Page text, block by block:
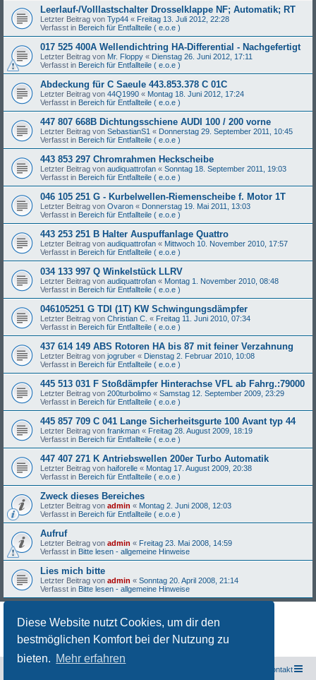
Diese Website nutzt Cookies, um dir den
bestmöglichen Komfort bei der Nutzung zu
bieten. Mehr erfahren
Leerlauf-/Volllastschalter Drosselklappe NF; Automatik; RT
Letzter Beitrag von Typ44 « Freitag 13. Juli 2012, 22:28
Verfasst in Bereich für Entfallteile ( e.o.e )
017 525 400A Wellendichtring HA-Differential - Nachgefertigt
Letzter Beitrag von Mr. Floppy « Dienstag 26. Juni 2012, 17:11
Verfasst in Bereich für Entfallteile ( e.o.e )
Abdeckung für C Saeule 443.853.378 C 01C
Letzter Beitrag von 44Q1990 « Montag 18. Juni 2012, 17:24
Verfasst in Bereich für Entfallteile ( e.o.e )
447 807 668B Dichtungsschiene AUDI 100 / 200 vorne
Letzter Beitrag von SebastianS1 « Donnerstag 29. September 2011, 10:45
Verfasst in Bereich für Entfallteile ( e.o.e )
443 853 297 Chromrahmen Heckscheibe
Letzter Beitrag von audiquattrofan « Sonntag 18. September 2011, 19:03
Verfasst in Bereich für Entfallteile ( e.o.e )
046 105 251 G - Kurbelwellen-Riemenscheibe f. Motor 1T
Letzter Beitrag von Ovaron « Donnerstag 19. Mai 2011, 13:03
Verfasst in Bereich für Entfallteile ( e.o.e )
443 253 251 B Halter Auspuffanlage Quattro
Letzter Beitrag von audiquattrofan « Mittwoch 10. November 2010, 17:57
Verfasst in Bereich für Entfallteile ( e.o.e )
034 133 997 Q Winkelstück LLRV
Letzter Beitrag von audiquattrofan « Montag 1. November 2010, 08:48
Verfasst in Bereich für Entfallteile ( e.o.e )
046105251 G TDI (1T) KW Schwingungsdämpfer
Letzter Beitrag von Christian C. « Freitag 11. Juni 2010, 07:34
Verfasst in Bereich für Entfallteile ( e.o.e )
437 614 149 ABS Rotoren HA bis 87 mit feiner Verzahnung
Letzter Beitrag von jogruber « Dienstag 2. Februar 2010, 10:08
Verfasst in Bereich für Entfallteile ( e.o.e )
445 513 031 F Stoßdämpfer Hinterachse VFL ab Fahrg.:79000
Letzter Beitrag von 200turbolimo « Samstag 12. September 2009, 23:29
Verfasst in Bereich für Entfallteile ( e.o.e )
445 857 709 C 041 Lange Sicherheitsgurte 100 Avant typ 44
Letzter Beitrag von frankman « Freitag 28. August 2009, 18:19
Verfasst in Bereich für Entfallteile ( e.o.e )
447 407 271 K Antriebswellen 200er Turbo Automatik
Letzter Beitrag von haiforelle « Montag 17. August 2009, 20:38
Verfasst in Bereich für Entfallteile ( e.o.e )
Zweck dieses Bereiches
Letzter Beitrag von admin « Montag 2. Juni 2008, 12:03
Verfasst in Bereich für Entfallteile ( e.o.e )
Aufruf
Letzter Beitrag von admin « Freitag 23. Mai 2008, 14:59
Verfasst in Bitte lesen - allgemeine Hinweise
Lies mich bitte
Letzter Beitrag von admin « Sonntag 20. April 2008, 21:14
Verfasst in Bitte lesen - allgemeine Hinweise
Die Suche ergab 27 Treffer • Seite1von
Kontakt